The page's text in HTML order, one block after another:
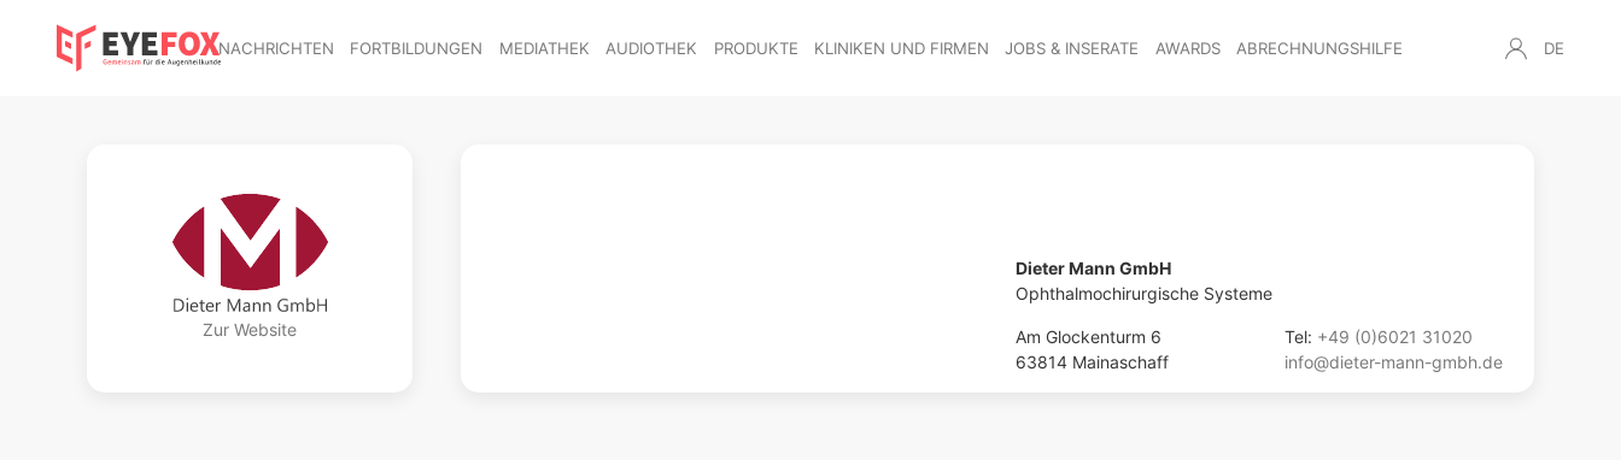
NACHRICHTEN FORTBILDUNGEN MEDIATHEK AUDIOTHEK PRODUKTE KLINIKEN UND FIRMEN JOBS & INSERATE AWARDS ABRECHNUNGSHILFE DE
Zur Website
Dieter Mann GmbH
Ophthalmochirurgische Systeme
Am Glockenturm 6
63814 Mainaschaff
Tel: +49 (0)6021 31020
info@dieter-mann-gmbh.de